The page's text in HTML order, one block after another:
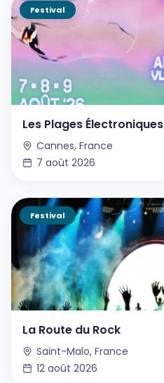
Festival
Les Plages Électroniques
Cannes, France
7 août 2026
Festival
La Route du Rock
Saint-Malo, France
12 août 2026